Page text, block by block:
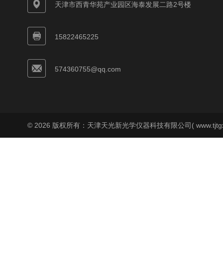
天津市西青华苑产业园区海泰发展二路2号楼
15822465225
574360755@qq.com
© 2026 版权所有：天津天光新光学仪器科技有限公司(